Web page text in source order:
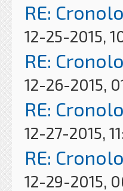
RE:
12-25-2015,
RE:
12-26-2015,
RE:
12-27-2015,
RE:
12-29-2015,